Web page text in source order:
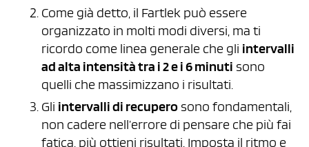
Come già detto, il Fartlek può essere
organizzato in molti modi diversi, ma ti
ricordo come linea generale che gli intervalli
ad alta intensità tra i 2 e i 6 minuti sono
quelli che massimizzano i risultati.
Gli intervalli di recupero sono fondamentali,
non cadere nell’errore di pensare che più fai
fatica, più ottieni risultati. Imposta il ritmo e